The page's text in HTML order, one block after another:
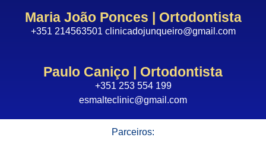
Maria João Ponces | Ortodontista
+351 214563501 clinicadojunqueiro@gmail.com
Paulo Caniço | Ortodontista
+351 253 554 199
esmalteclinic@gmail.com
Parceiros: